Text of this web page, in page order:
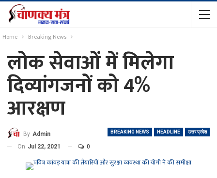
Home Breaking News
लोक सेवाओं में मिलेगा
दिव्यांगजनों को 4%
आरक्षण
BREAKING NEWS HEADLINE उत्तर प्रदेश
By Admin
On Jul 22, 2021 0